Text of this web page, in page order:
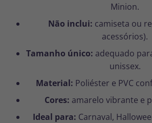
Minion.
Não inclui: camiseta ou
acessórios).
Tamanho único: adequado
unissex.
Material: Poliéster e PVC
Cores: amarelo vibrante e
Ideal para: Carnaval,